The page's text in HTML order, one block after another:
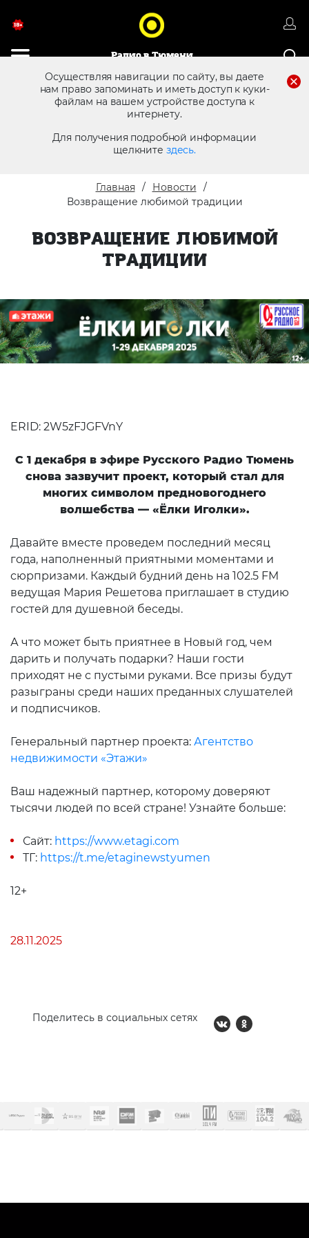
Радио в Тюмени
Осуществляя навигации по сайту, вы даете
нам право запоминать и иметь доступ к куки-
файлам на вашем устройстве доступа к
интернету.
Для получения подробной информации
щелкните здесь.
8 (3452) 68 25 12 Реклама в эфире
Главная
Новости
Возвращение любимой традиции
ВОЗВРАЩЕНИЕ ЛЮБИМОЙ
ТРАДИЦИИ
ERID: 2W5zFJGFVnY
С 1 декабря в эфире Русского Радио Тюмень
снова зазвучит проект, который стал для
многих символом предновогоднего
волшебства — «Ёлки Иголки».
Давайте вместе проведем последний месяц
года, наполненный приятными моментами и
сюрпризами. Каждый будний день на 102.5 FM
ведущая Мария Решетова приглашает в студию
гостей для душевной беседы.
А что может быть приятнее в Новый год, чем
дарить и получать подарки? Наши гости
приходят не с пустыми руками. Все призы будут
разыграны среди наших преданных слушателей
и подписчиков.
Генеральный партнер проекта: Агентство
недвижимости «Этажи»
Ваш надежный партнер, которому доверяют
тысячи людей по всей стране! Узнайте больше:
Сайт: https://www.etagi.com
ТГ: https://t.me/etaginewstyumen
12+
28.11.2025
Поделитесь в социальных сетях